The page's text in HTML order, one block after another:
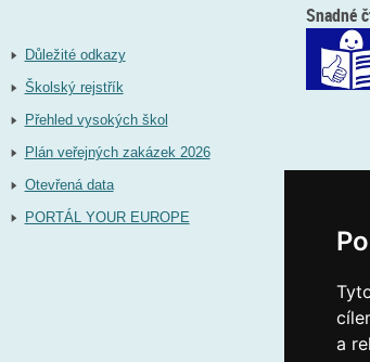
a
Důležité odkazy
Školský rejstřík
Přehled vysokých škol
Plán veřejných zakázek 2026
Otevřená data
PORTÁL YOUR EUROPE
Snadné